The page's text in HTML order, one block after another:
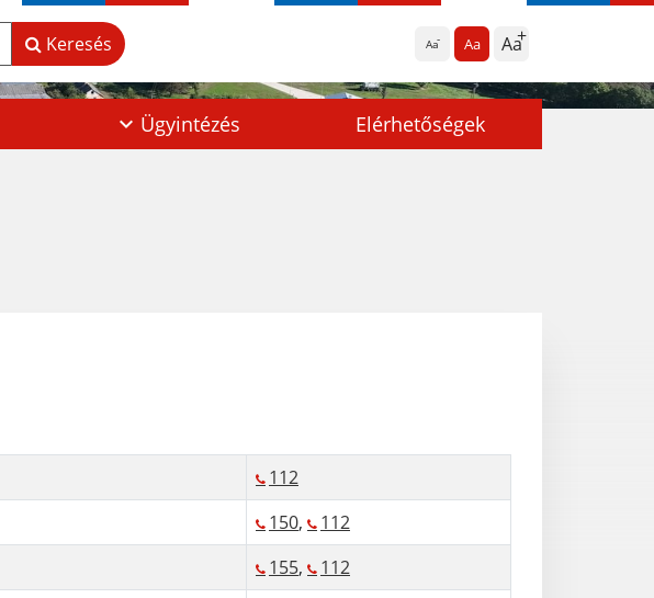
Aa Aa Aa
Keresés
Ügyintézés Elérhetőségek
112
150,
112
155,
112